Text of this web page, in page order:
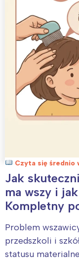
Czyta się średnio
Jak
ma wszy i
Kompletny
Problem
przedszkoli i
statusu